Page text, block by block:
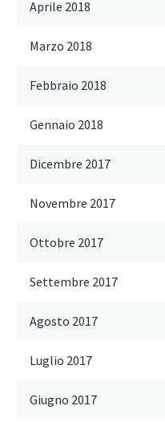
Aprile 2018
Marzo 2018
Febbraio 2018
Gennaio 2018
Dicembre 2017
Novembre 2017
Ottobre 2017
Settembre 2017
Agosto 2017
Luglio 2017
Giugno 2017